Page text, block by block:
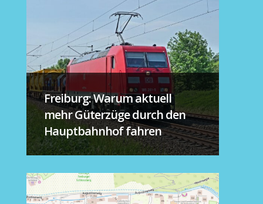
Freiburg: Warum aktuell
mehr Güterzüge durch den
Hauptbahnhof fahren